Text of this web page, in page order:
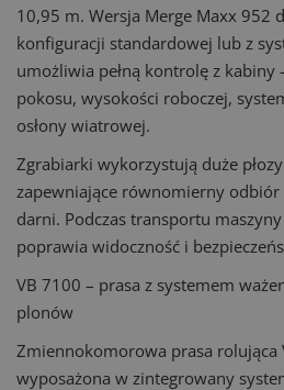
10,95 m. Wersja Merge Maxx 952
konfiguracji standardowej lub z
umożliwia pełną kontrolę z kabiny
pokosu, wysokości roboczej,
osłony wiatrowej.
Zgrabiarki wykorzystują duże
zapewniające równomierny odbiór
darni. Podczas transportu
poprawia widoczność i
VB 7100 – prasa z systemem
plonów
Zmiennokomorowa prasa rolująca
wyposażona w zintegrowany